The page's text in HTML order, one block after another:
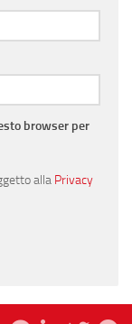
browser per
alla Privacy